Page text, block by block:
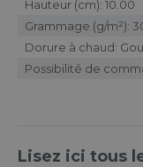
Hauteur (cm): 10.00
Grammage (g/m²):
Dorure à chaud:
Possibilité de
Lisez ici tous